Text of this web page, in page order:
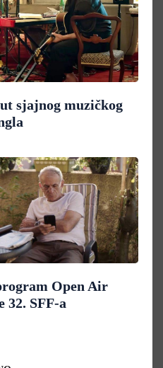
sjajnog muzičkog
Open Air
32. SFF-a